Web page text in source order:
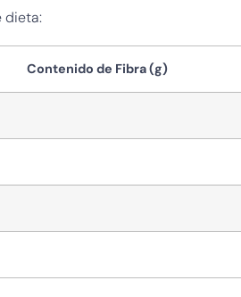
dieta:
Contenido de Fibra (g)